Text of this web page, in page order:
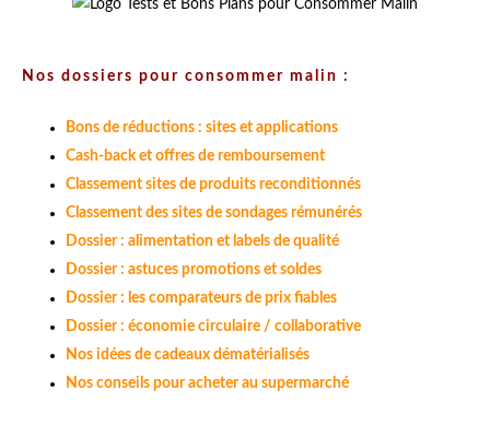
Nos dossiers pour consommer malin :
Bons de réductions : sites et applications
Cash-back et offres de remboursement
Classement sites de produits reconditionnés
Classement des sites de sondages rémunérés
Dossier : alimentation et labels de qualité
Dossier : astuces promotions et soldes
Dossier : les comparateurs de prix fiables
Dossier : économie circulaire / collaborative
Nos idées de cadeaux dématérialisés
Nos conseils pour acheter au supermarché